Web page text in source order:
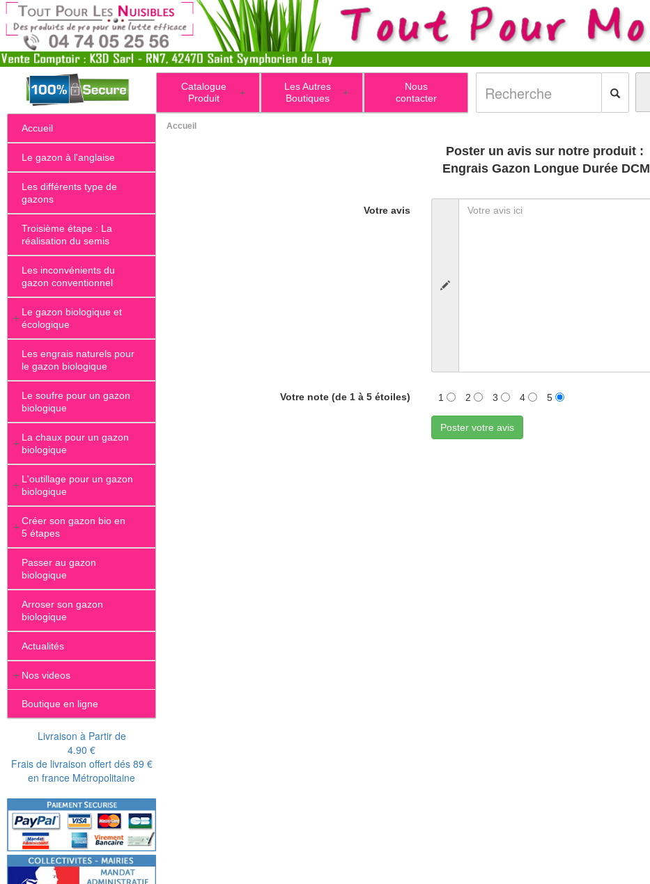
+
Catalogue
Produit
+
Les Autres
Boutiques
Nous
contacter
Accueil
Le gazon à l'anglaise
Les différents type de
gazons
Troisième étape : La
réalisation du semis
Les inconvénients du
gazon conventionnel
+
Le gazon biologique et
écologique
Les engrais naturels pour
le gazon biologique
Le soufre pour un gazon
biologique
+
La chaux pour un gazon
biologique
+
L'outillage pour un gazon
biologique
+
Créer son gazon bio en
5 étapes
Passer au gazon
biologique
Arroser son gazon
biologique
Actualités
+ Nos videos
Boutique en ligne
Livraison à Partir de
4.90 €
Frais de livraison offert dés 89 €
en france Métropolitaine
Accueil
Poster un avis sur notre produit :
Engrais Gazon Longue Durée DCM
Votre avis
Votre note (de 1 à 5 étoiles) 1 2 3 4 5
Poster votre avis